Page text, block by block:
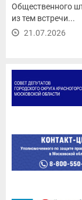
Общественного
из тем встречи...
21.07.2026